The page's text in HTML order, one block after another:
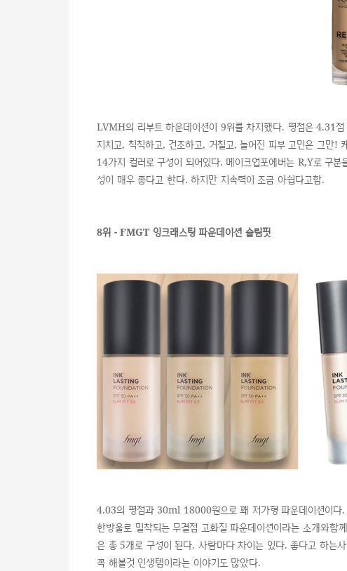
LVMH의 리부트 하운데이션이 9위를 차지했다. 평점은 4.31
지치고, 칙칙하고, 건조하고, 거칠고, 늘어진 피부 고민은 그만!
14가지 컬러로 구성이 되어있다. 메이크업포에버는 R,Y로 구
성이 매우 좋다고 한다. 하지만 지속력이 조금 아쉽다고함.
8위 - FMGT 잉크래스팅 파운데이션 슬림핏
4.03의 평점과 30ml 18000원으로 꽤 저가형 파운데이션이다.
한방울로 밀착되는 무결점 고화질 파운데이션이라는 소개와
은 총 5개로 구성이 된다. 사람마다 차이는 있다. 좋다고 하는
꼭 해볼것 인생템이라는 이야기도 많았다.